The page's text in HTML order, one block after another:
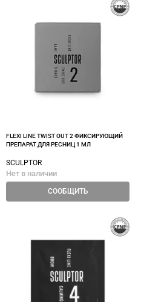
FLEXI LINE TWIST OUT 2 ФИКСИРУЮЩИЙ
ПРЕПАРАТ ДЛЯ РЕСНИЦ 1 МЛ
SCULPTOR
Нет в наличии
СООБЩИТЬ